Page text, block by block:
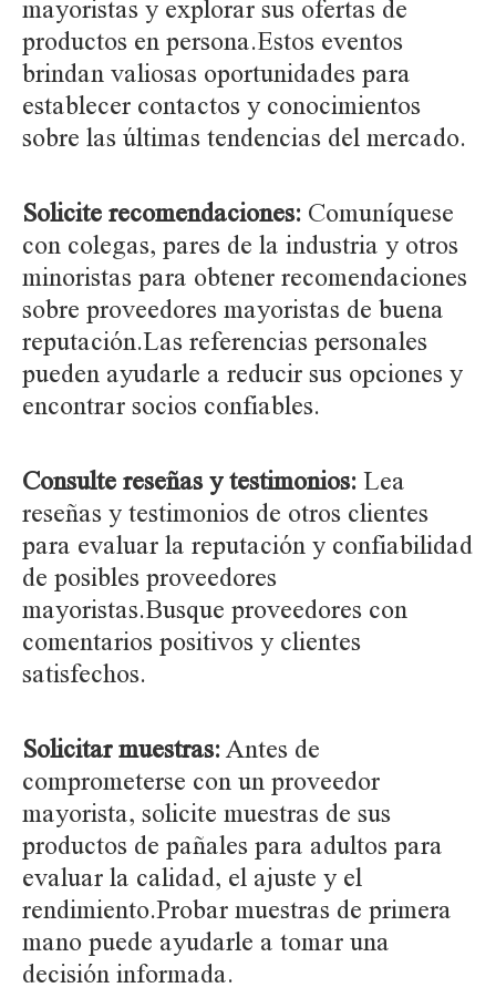
mayoristas y explorar sus ofertas de
productos en persona.Estos eventos
brindan valiosas oportunidades para
establecer contactos y conocimientos
sobre las últimas tendencias del mercado.
Solicite recomendaciones: Comuníquese
con colegas, pares de la industria y otros
minoristas para obtener recomendaciones
sobre proveedores mayoristas de buena
reputación.Las referencias personales
pueden ayudarle a reducir sus opciones y
encontrar socios confiables.
Consulte reseñas y testimonios: Lea
reseñas y testimonios de otros clientes
para evaluar la reputación y confiabilidad
de posibles proveedores
mayoristas.Busque proveedores con
comentarios positivos y clientes
satisfechos.
Solicitar muestras: Antes de
comprometerse con un proveedor
mayorista, solicite muestras de sus
productos de pañales para adultos para
evaluar la calidad, el ajuste y el
rendimiento.Probar muestras de primera
mano puede ayudarle a tomar una
decisión informada.